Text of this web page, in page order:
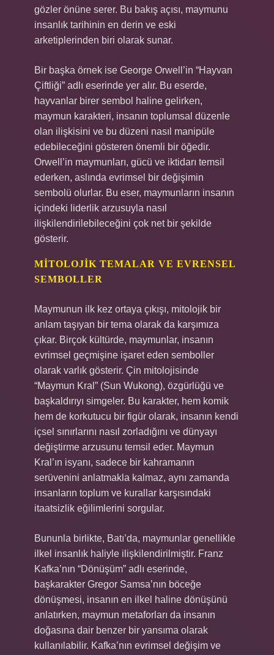
gözler önüne serer. Bu bakış açısı, maymunu
insanlık tarihinin en derin ve eski
arketiplerinden biri olarak sunar.
Bir başka örnek ise George Orwell’in “Hayvan
Çiftliği” adlı eserinde yer alır. Bu eserde,
hayvanlar birer sembol haline gelirken,
maymun karakteri, insanın toplumsal düzenle
olan ilişkisini ve bu düzeni nasıl manipüle
edebileceğini gösteren önemli bir öğedir.
Orwell’in maymunları, gücü ve iktidarı temsil
ederken, aslında evrimsel bir değişimin
sembolü olurlar. Bu eser, maymunların insanın
içindeki liderlik arzusuyla nasıl
ilişkilendirilebileceğini çok net bir şekilde
gösterir.
MITOLOJIK TEMALAR VE EVRENSEL
SEMBOLLER
Maymunun ilk kez ortaya çıkışı, mitolojik bir
anlam taşıyan bir tema olarak da karşımıza
çıkar. Birçok kültürde, maymunlar, insanın
evrimsel geçmişine işaret eden semboller
olarak varlık gösterir. Çin mitolojisinde
“Maymun Kral” (Sun Wukong), özgürlüğü ve
başkaldırıyı simgeler. Bu karakter, hem komik
hem de korkutucu bir figür olarak, insanın kendi
içsel sınırlarını nasıl zorladığını ve dünyayı
değiştirme arzusunu temsil eder. Maymun
Kral’ın isyanı, sadece bir kahramanın
serüvenini anlatmakla kalmaz, aynı zamanda
insanların toplum ve kurallar karşısındaki
itaatsizlik eğilimlerini sorgular.
Bununla birlikte, Batı’da, maymunlar genellikle
ilkel insanlık haliyle ilişkilendirilmiştir. Franz
Kafka’nın “Dönüşüm” adlı eserinde,
başkarakter Gregor Samsa’nın böceğe
dönüşmesi, insanın en ilkel haline dönüşünü
anlatırken, maymun metaforları da insanın
doğasına dair benzer bir yansıma olarak
kullanılabilir. Kafka’nın evrimsel değişim ve